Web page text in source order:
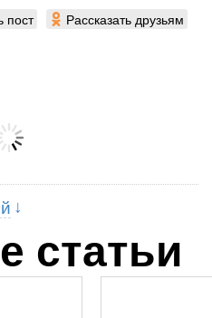
пост Рассказать друзьям
статьи